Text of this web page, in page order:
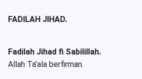
FADILAH JIHAD.
Fadilah Jihad fi Sabilillah.
Allah Ta’ala berfirman.